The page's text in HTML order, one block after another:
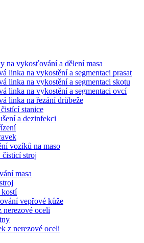
na vykosťování a dělení masa
linka na vykostění a segmentaci prasat
linka na vykostění a segmentaci skotu
linka na vykostění a segmentaci ovcí
linka na řezání drůbeže
stanice
a dezinfekci
vozíků na maso
stroj
masa
kostí
vepřové kůže
nerezové oceli
z nerezové oceli